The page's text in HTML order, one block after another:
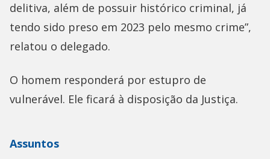
delitiva, além de possuir histórico criminal, já
tendo sido preso em 2023 pelo mesmo crime”,
relatou o delegado.
O homem responderá por estupro de
vulnerável. Ele ficará à disposição da Justiça.
Assuntos